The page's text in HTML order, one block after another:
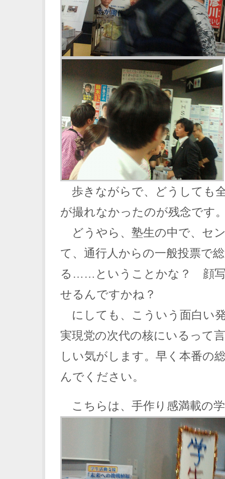
歩きながらで、どうしても
が撮れなかったのが残念です
どうやら、塾生の中で、セ
て、通行人からの一般投票で
る……ということかな？ 顔写
せるんですかね？
にしても、こういう面白い
実現党の次代の核にいるって
しい気がします。早く本番の
んでください。
こちらは、手作り感満載の